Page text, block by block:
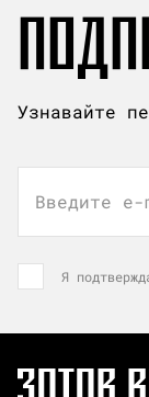
Узнавайте
Введите
Я